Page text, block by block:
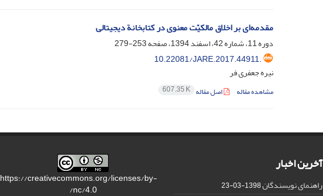
مقدمه‌ای بر اخلاق مالکیّت معنوی در کتابخانة دیجیتالی
دوره 11، شماره 42، اسفند 1394، صفحه
253-279
10.22081/JARE.2017.44911.
نیره جعفری فر
مشاهده مقاله اصل مقاله 607.35 K
آخرین اخبار
راهنمای نویسندگان1398-03-23
https://creativecommons.org/licenses/by-
nc/4.0/